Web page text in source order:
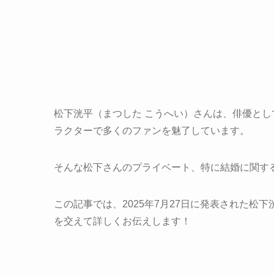
松下洸平（まつした こうへい）さんは、俳優と
ラクターで多くのファンを魅了しています。
そんな松下さんのプライベート、特に結婚に関
この記事では、2025年7月27日に発表された松
を交えて詳しくお伝えします！